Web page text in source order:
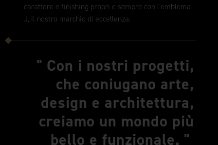
carattere e finishing propri e sempre con l’emblema
J, il nostro marchio di eccellenza.
Con i nostri progetti,
che coniugano arte,
design e architettura,
creiamo un mondo più
bello e funzionale.